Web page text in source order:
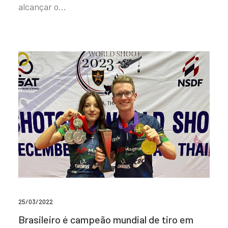
alcançar o…
25/03/2022
Brasileiro é campeão mundial de tiro em